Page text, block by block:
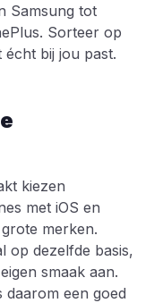
Samsung tot
Sorteer op
bij jou past.
kiezen
met iOS en
merken.
op dezelfde basis,
smaak aan.
daarom een goed